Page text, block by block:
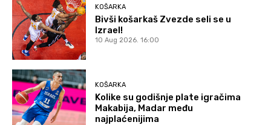
KOŠARKA
Bivši košarkaš Zvezde seli se u
Izrael!
10 Aug 2026. 16:00
KOŠARKA
Kolike su godišnje plate igračima
Makabija, Madar među
najplaćenijima